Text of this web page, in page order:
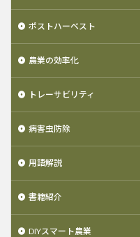
ポストハーベスト
農業の効率化
トレーサビリティ
病害虫防除
用語解説
書籍紹介
DIYスマート農業